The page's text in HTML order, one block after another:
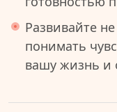
Развивайте
понимать
вашу жизнь и